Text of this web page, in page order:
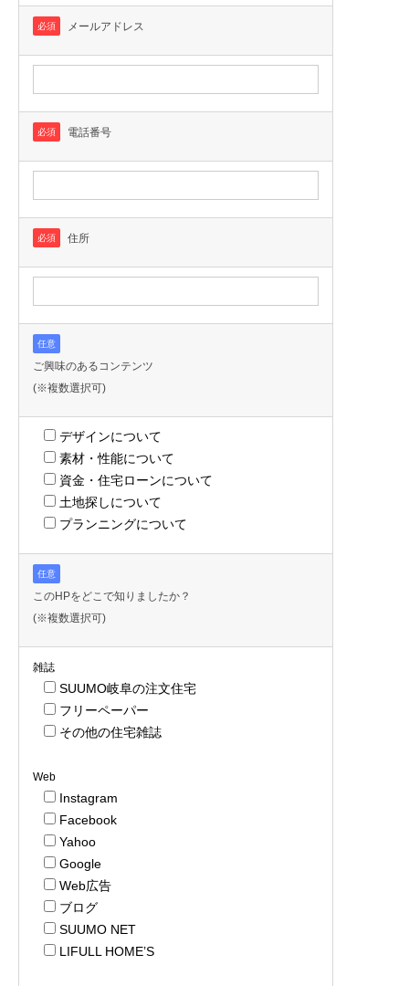
必須 メールアドレス
必須 電話番号
必須 住所
任意
ご興味のあるコンテンツ
(※複数選択可)
デザインについて
素材・性能について
資金・住宅ローンについて
土地探しについて
プランニングについて
任意
このHPをどこで知りましたか？
(※複数選択可)
雑誌
SUUMO岐阜の注文住宅
フリーペーパー
その他の住宅雑誌
Web
Instagram
Facebook
Yahoo
Google
Web広告
ブログ
SUUMO NET
LIFULL HOME’S